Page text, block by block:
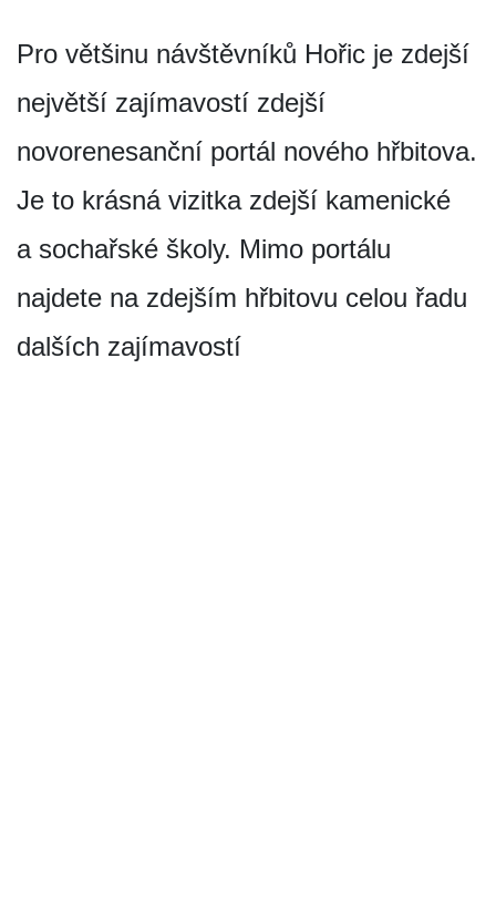
Pro většinu návštěvníků Hořic je zdejší
největší zajímavostí zdejší
novorenesanční portál nového hřbitova.
Je to krásná vizitka zdejší kamenické
a sochařské školy. Mimo portálu
najdete na zdejším hřbitovu celou řadu
dalších zajímavostí